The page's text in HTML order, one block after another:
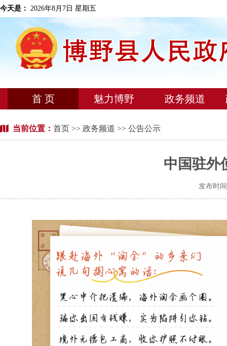
今天是： 2026年8月7日 星期五
首 页 魅力博野 政务频道
当前位置： 首页 >> 政务频道 >> 公告公示
中国驻外
发布时